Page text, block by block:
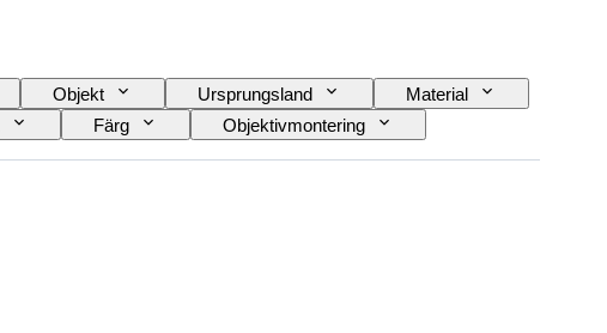
Objekt Ursprungsland
Material
Färg
Objektivmontering
Typ av videokamera
Filmsort